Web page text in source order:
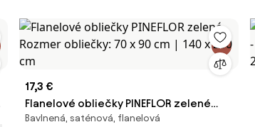
17,3 €
Flanelové obliečky PINEFLOR zelené
Rozmer obliečky: 70 x 90 cm | 140 x 200
Bavlnená, saténová, flanelová